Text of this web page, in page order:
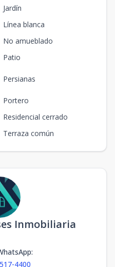
Jardín
Línea blanca
No amueblado
Patio
Persianas
Portero
Residencial cerrado
Terraza común
Inmobiliaria
:
4400